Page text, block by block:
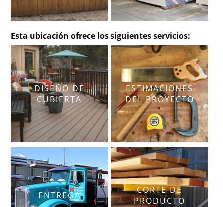
Esta ubicación ofrece los siguientes servicios:
DISEÑO DE
CUBIERTA
ESTIMACIONES
DEL PROYECTO
ENTREGA
CORTE DE
PRODUCTO